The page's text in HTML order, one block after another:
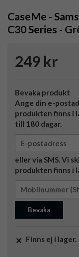
CaseMe -
C30 Series -
249 kr
Bevaka produkt
Ange din e-
produkten finns i
till 180 dagar.
eller via SMS. Vi
produkten finns i
Bevaka
Finns ej i lager.